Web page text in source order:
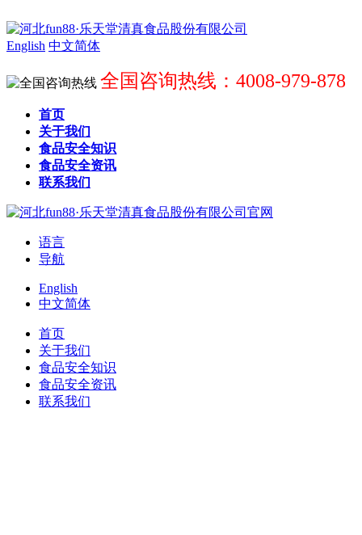
English 中文简体
全国咨询热线：4008-979-878
首页
关于我们
食品安全知识
食品安全资讯
联系我们
语言
导航
English
中文简体
首页
关于我们
食品安全知识
食品安全资讯
联系我们